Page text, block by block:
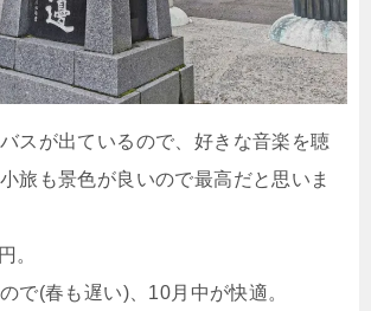
スが出ているので、好きな音楽を聴
旅も景色が良いので最高だと思いま
。
で(春も遅い)、10月中が快適。